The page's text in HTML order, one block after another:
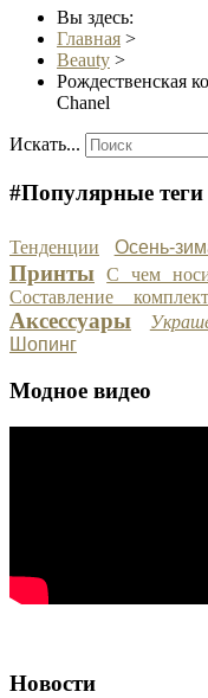
Вы здесь:
Главная >
Beauty >
Рождественская
Chanel
Искать...
#Популярные теги
Тенденции Осень-
Принты С чем
Составление
Аксессуары
Шопинг
Модное видео
Новости